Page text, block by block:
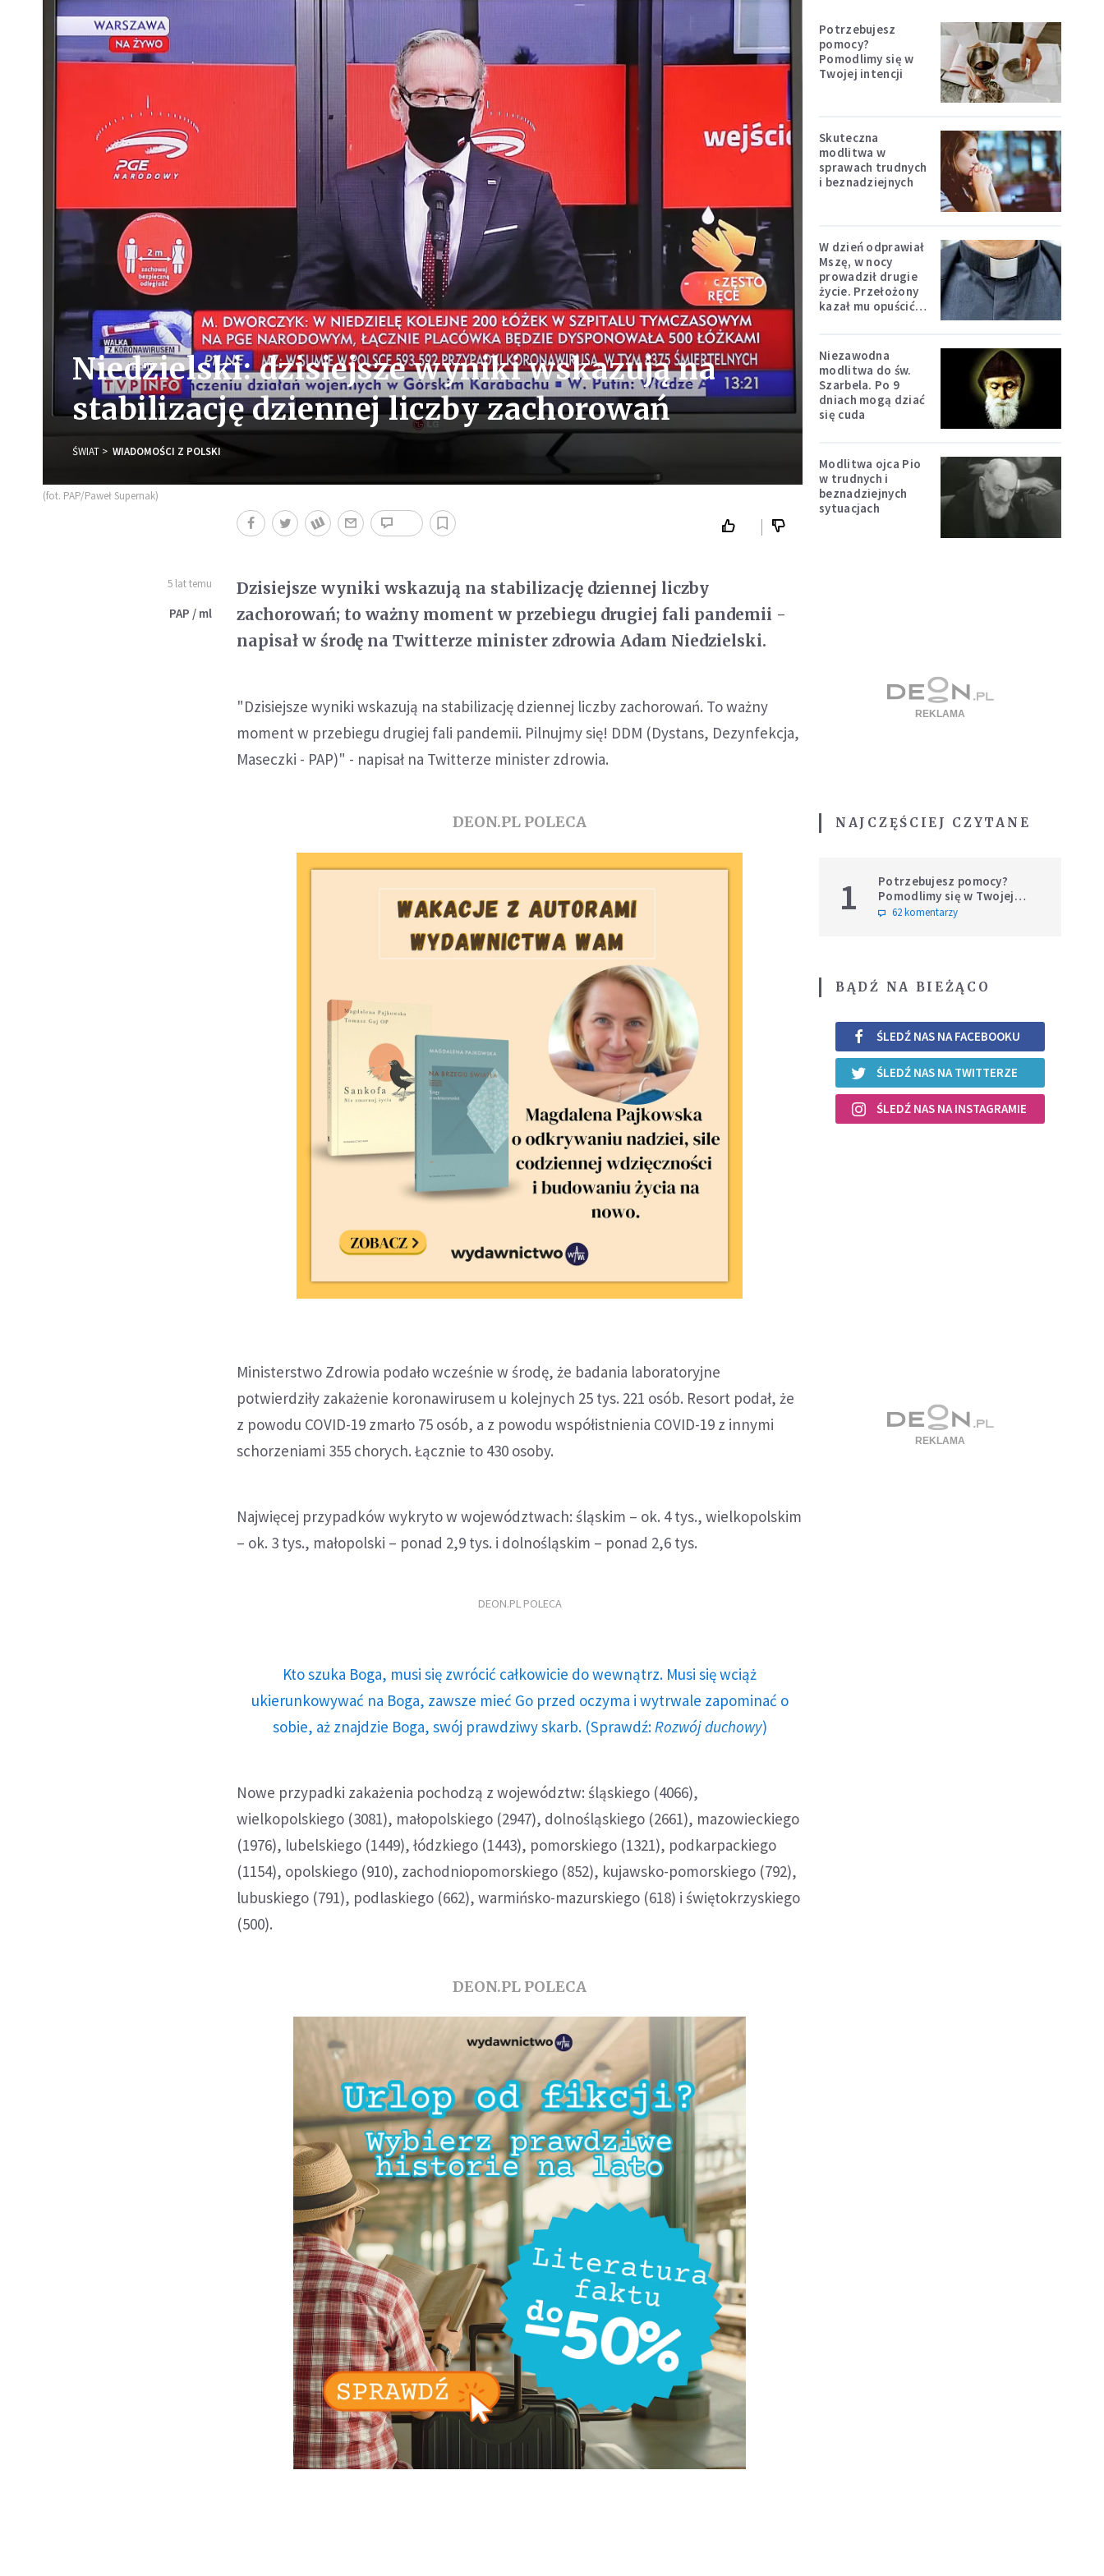
Niedzielski: dzisiejsze wyniki wskazują na
stabilizację dziennej liczby zachorowań
ŚWIAT WIADOMOŚCI Z POLSKI
(fot. PAP/Paweł Supernak)
5 lat temu
PAP / ml
Dzisiejsze wyniki wskazują na stabilizację dziennej liczby
zachorowań; to ważny moment w przebiegu drugiej fali pandemii -
napisał w środę na Twitterze minister zdrowia Adam Niedzielski.
"Dzisiejsze wyniki wskazują na stabilizację dziennej liczby zachorowań. To ważny
moment w przebiegu drugiej fali pandemii. Pilnujmy się! DDM (Dystans, Dezynfekcja,
Maseczki - PAP)" - napisał na Twitterze minister zdrowia.
DEON.PL POLECA
Ministerstwo Zdrowia podało wcześnie w środę, że badania laboratoryjne
potwierdziły zakażenie koronawirusem u kolejnych 25 tys. 221 osób. Resort podał, że
z powodu COVID-19 zmarło 75 osób, a z powodu współistnienia COVID-19 z innymi
schorzeniami 355 chorych. Łącznie to 430 osoby.
Najwięcej przypadków wykryto w województwach: śląskim – ok. 4 tys., wielkopolskim
– ok. 3 tys., małopolski – ponad 2,9 tys. i dolnośląskim – ponad 2,6 tys.
DEON.PL POLECA
Kto szuka Boga, musi się zwrócić całkowicie do wewnątrz. Musi się wciąż
ukierunkowywać na Boga, zawsze mieć Go przed oczyma i wytrwale zapominać o
sobie, aż znajdzie Boga, swój prawdziwy skarb. (Sprawdź: Rozwój duchowy)
Nowe przypadki zakażenia pochodzą z województw: śląskiego (4066),
wielkopolskiego (3081), małopolskiego (2947), dolnośląskiego (2661), mazowieckiego
(1976), lubelskiego (1449), łódzkiego (1443), pomorskiego (1321), podkarpackiego
(1154), opolskiego (910), zachodniopomorskiego (852), kujawsko-pomorskiego (792),
lubuskiego (791), podlaskiego (662), warmińsko-mazurskiego (618) i świętokrzyskiego
(500).
DEON.PL POLECA
Potrzebujesz
pomocy?
Pomodlimy się w
Twojej intencji
Skuteczna
modlitwa w
sprawach trudnych
i beznadziejnych
W dzień odprawiał
Mszę, w nocy
prowadził drugie
życie. Przełożony
kazał mu opuścić
Niezawodna
modlitwa do św.
Szarbela. Po 9
dniach mogą dziać
się cuda
Modlitwa ojca Pio
w trudnych i
beznadziejnych
sytuacjach
NAJCZĘŚCIEJ CZYTANE
1
Potrzebujesz pomocy?
Pomodlimy się w Twojej
intencji
62 komentarzy
BĄDŹ NA BIEŻĄCO
ŚLEDŹ NAS NA FACEBOOKU
ŚLEDŹ NAS NA TWITTERZE
ŚLEDŹ NAS NA INSTAGRAMIE